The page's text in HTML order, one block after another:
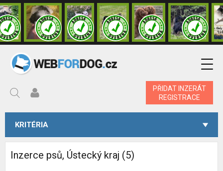
PŘIDAT INZERÁT
REGISTRACE
KRITÉRIA
Inzerce psů, Ústecký kraj (5)